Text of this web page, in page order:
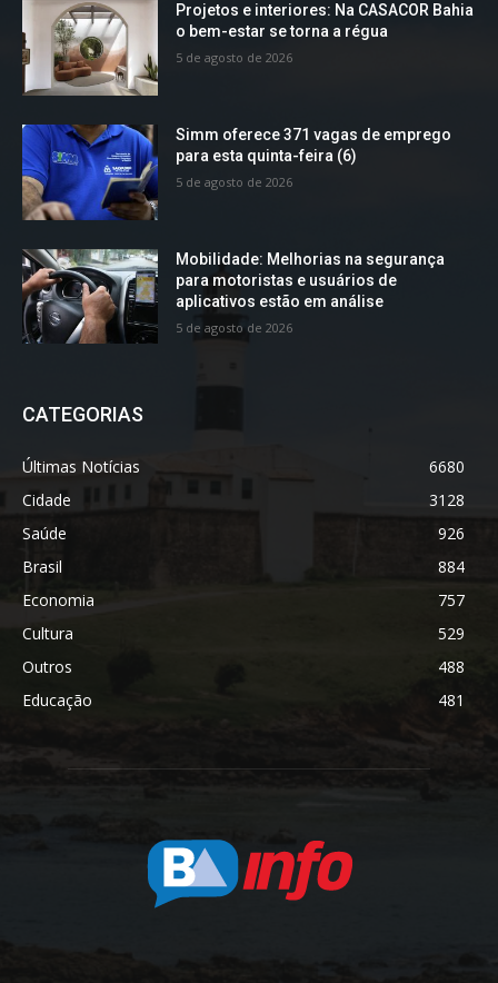
Projetos e interiores: Na CASACOR Bahia
o bem-estar se torna a régua
5 de agosto de 2026
Simm oferece 371 vagas de emprego
para esta quinta-feira (6)
5 de agosto de 2026
Mobilidade: Melhorias na segurança
para motoristas e usuários de
aplicativos estão em análise
5 de agosto de 2026
CATEGORIAS
Últimas Notícias
6680
Cidade
3128
Saúde
926
Brasil
884
Economia
757
Cultura
529
Outros
488
Educação
481